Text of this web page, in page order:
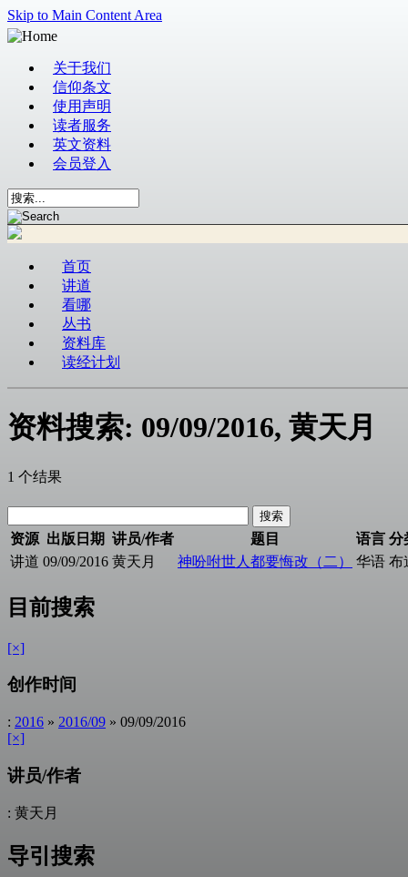
Skip to Main Content Area
关于我们
信仰条文
使用声明
读者服务
英文资料
会员登入
首页
讲道
看哪
丛书
资料库
读经计划
资料搜索: 09/09/2016, 黄天月
1 个结果
资源 出版日期 讲员/作者 题目 语言 分
讲道 09/09/2016 黄天月 神吩咐世人都要悔改（二） 华语 布
目前搜索
[×]
创作时间
: 2016 » 2016/09 » 09/09/2016
[×]
讲员/作者
: 黄天月
导引搜索